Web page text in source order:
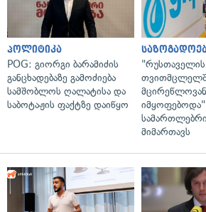
პოლიტიკა
POG: გიორგი ბარამიძის
განცხადებაზე გამოძიება
სამშობლოს ღალატისა და
საბოტაჟის ფაქტზე დაიწყო
"რუსთაველის
მიმართავს